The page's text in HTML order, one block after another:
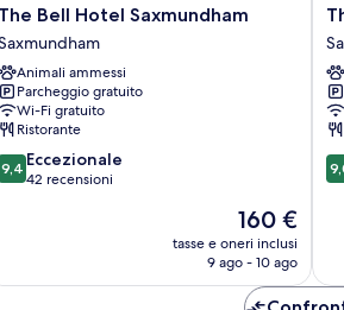
The
Bell
Hotel
Saxmundham
The Bell Hotel Saxmundham
Animali ammessi
Parcheggio gratuito
Wi-Fi gratuito
Ristorante
9,4 Eccezionale
42 recensioni
Il
prezzo
attuale
160 €
160 €
tasse e oneri inclusi
9 ago - 10 ago
su